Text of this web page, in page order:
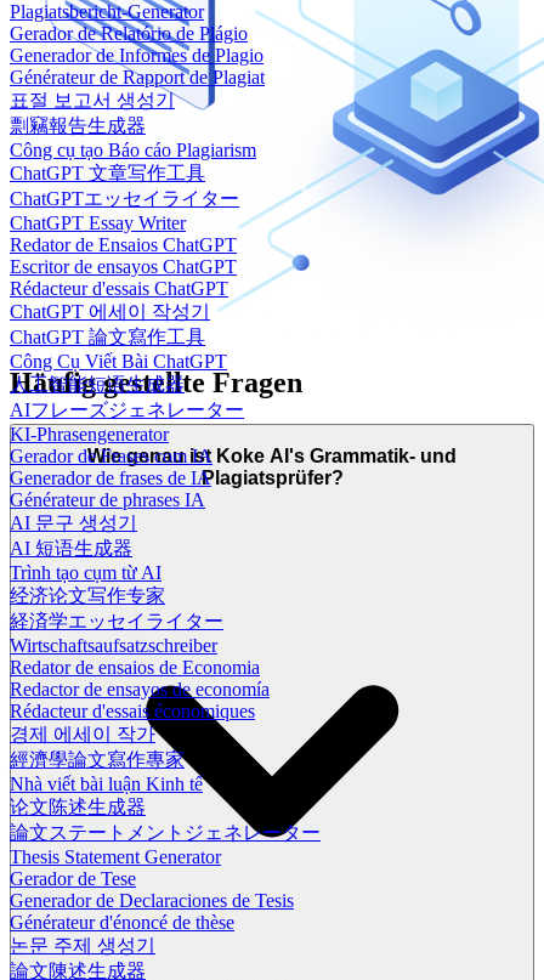
Plagiatsbericht-Generator
Gerador de Relatório de Plágio
Generador de Informes de Plagio
Générateur de Rapport de Plagiat
표절 보고서 생성기
剽竊報告生成器
Công cụ tạo Báo cáo Plagiarism
ChatGPT 文章写作工具
ChatGPTエッセイライター
ChatGPT Essay Writer
Redator de Ensaios ChatGPT
Escritor de ensayos ChatGPT
Rédacteur d'essais ChatGPT
ChatGPT 에세이 작성기
ChatGPT 論文寫作工具
Công Cụ Viết Bài ChatGPT
人工智能短语生成器
AIフレーズジェネレーター
KI-Phrasengenerator
Gerador de Frases com IA
Generador de frases de IA
Générateur de phrases IA
AI 문구 생성기
AI 短语生成器
Trình tạo cụm từ AI
经济论文写作专家
経済学エッセイライター
Wirtschaftsaufsatzschreiber
Redator de ensaios de Economia
Redactor de ensayos de economía
Rédacteur d'essais économiques
경제 에세이 작가
經濟學論文寫作專家
Nhà viết bài luận Kinh tế
论文陈述生成器
論文ステートメントジェネレーター
Thesis Statement Generator
Gerador de Tese
Generador de Declaraciones de Tesis
Générateur d'énoncé de thèse
논문 주제 생성기
論文陳述生成器
Häufig gestellte Fragen
Wie genau ist Koke AI's Grammatik- und
Plagiatsprüfer?